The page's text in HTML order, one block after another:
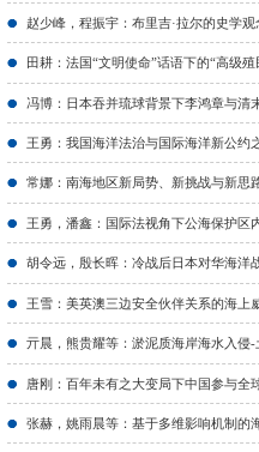
赵少峰，程振宇：布里吉·拉尔的史学观
田耕：法国“文明使命”话语下的“高级
冯博：日本吞并琉球背景下李鸿章与清
王勇：我国海洋法治与国际海洋新公约
常娜：南海地区新局势、新挑战与新
王勇，潘鑫：国际法视角下公海保护
胡令远，殷长晖：冷战后日本对华海洋
王雪：美英澳三边安全伙伴关系的海上
亓晨，熊贵耀等：淤泥质海岸海水入侵-
唐刚：百年未有之大变局下中国参与全
张赫，姚雨晨等：基于多维影响机制的